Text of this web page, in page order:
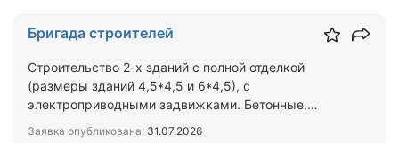
Бригада строителей
Строительство 2-х зданий с полной отделкой
(размеры зданий 4,5*4,5 и 6*4,5), с
электроприводными задвижками. Бетонные,
Заявка опубликована: 31.07.2026